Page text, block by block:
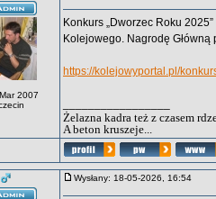
2007
Konkurs „Dworzec Roku
Kolejowego. Nagrodę
https://kolejowyportal.pl/
Żelazna kadra też z czasem
A beton kruszeje...
Wysłany: 18-05-2026, 16:54